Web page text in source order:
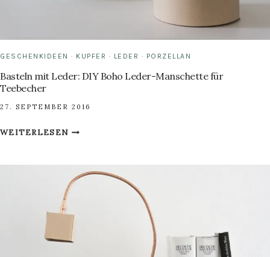
GESCHENKIDEEN · KUPFER · LEDER · PORZELLAN
Basteln mit Leder: DIY Boho Leder-Manschette für
Teebecher
27. SEPTEMBER 2016
WEITERLESENBASTELN
DIY
BOHO
MANSCHETTE
FÜR
TEEBECHER